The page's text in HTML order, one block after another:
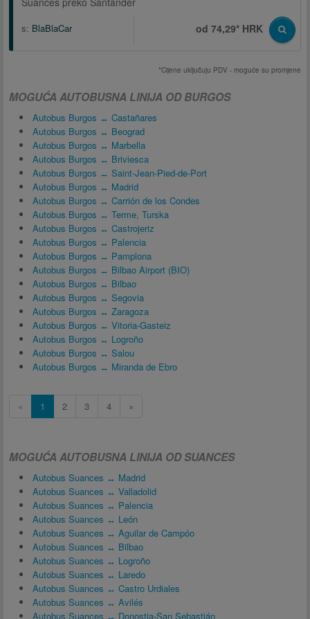
s: BlaBlaCar od 74,29* HRK
*Cijene uključuju PDV - moguće su promjene
MOGUĆA AUTOBUSNA LINIJA OD BURGOS
Autobus Burgos ↔ Castañares
Autobus Burgos ↔ Beograd
Autobus Burgos ↔ Marbella
Autobus Burgos ↔ Briviesca
Autobus Burgos ↔ Saint-Jean-Pied-de-Port
Autobus Burgos ↔ Madrid
Autobus Burgos ↔ Carrión de los Condes
Autobus Burgos ↔ Terme, Turska
Autobus Burgos ↔ Castrojeriz
Autobus Burgos ↔ Palencia
Autobus Burgos ↔ Pamplona
Autobus Burgos ↔ Bilbao Airport (BIO)
Autobus Burgos ↔ Bilbao
Autobus Burgos ↔ Segovia
Autobus Burgos ↔ Zaragoza
Autobus Burgos ↔ Vitoria-Gasteiz
Autobus Burgos ↔ Logroño
Autobus Burgos ↔ Salou
Autobus Burgos ↔ Miranda de Ebro
« 1 2 3 4 »
MOGUĆA AUTOBUSNA LINIJA OD SUANCES
Autobus Suances ↔ Madrid
Autobus Suances ↔ Valladolid
Autobus Suances ↔ Palencia
Autobus Suances ↔ León
Autobus Suances ↔ Aguilar de Campóo
Autobus Suances ↔ Bilbao
Autobus Suances ↔ Logroño
Autobus Suances ↔ Laredo
Autobus Suances ↔ Castro Urdiales
Autobus Suances ↔ Avilés
Autobus Suances ↔ Donostia-San Sebastián